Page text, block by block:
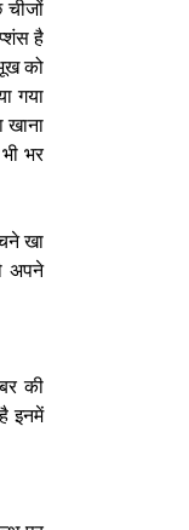
है
को
गया
भर
खा
अपने
की
इनमें